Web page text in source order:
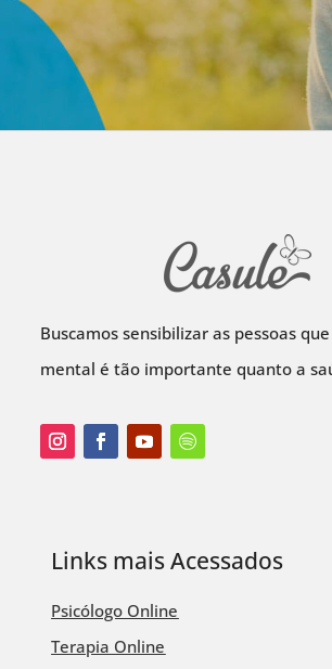
Buscamos sensibilizar as pessoas
mental é tão importante quanto a
Links mais Acessados
Psicólogo Online
Terapia Online